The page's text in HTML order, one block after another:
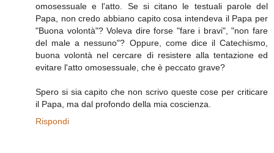
omosessuale e l'atto. Se si citano le testuali parole del
Papa, non credo abbiano capito cosa intendeva il Papa per
"Buona volontà"? Voleva dire forse "fare i bravi", "non fare
del male a nessuno"? Oppure, come dice il Catechismo,
buona volontà nel cercare di resistere alla tentazione ed
evitare l'atto omosessuale, che è peccato grave?
Spero si sia capito che non scrivo queste cose per criticare
il Papa, ma dal profondo della mia coscienza.
Rispondi